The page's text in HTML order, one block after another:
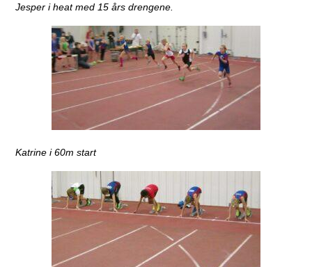
Jesper i heat med 15 års drengene.
Katrine i 60m start